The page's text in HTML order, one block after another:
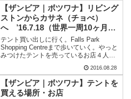
かなり冷え込むので...
【ザンビア｜ボツワナ】リビング
ストンからカサネ（チョべ）
へ ’16.7.18（世界一周10ヶ月18
日目）
テント買い出しに行く。Falls Park
Shopping Centreまで歩いていく。やっと
みつけたテントを売っているお店４人用
ネットでみた値段よりだいぶ高い。。。
どうしようか悩んだが、買うことに...
2016.08.28
【ザンビア｜ボツワナ】テントを
買える場所・お店